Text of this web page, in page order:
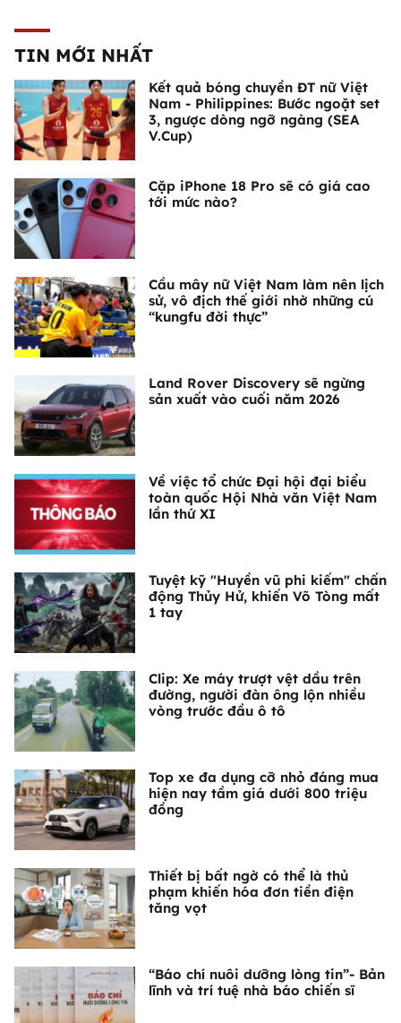
TIN MỚI NHẤT
Kết quả bóng chuyền ĐT nữ Việt
Nam - Philippines: Bước ngoặt set
3, ngược dòng ngỡ ngàng (SEA
V.Cup)
Cặp iPhone 18 Pro sẽ có giá cao
tới mức nào?
Cầu mây nữ Việt Nam làm nên lịch
sử, vô địch thế giới nhờ những cú
“kungfu đời thực”
Land Rover Discovery sẽ ngừng
sản xuất vào cuối năm 2026
Về việc tổ chức Đại hội đại biểu
toàn quốc Hội Nhà văn Việt Nam
lần thứ XI
Tuyệt kỹ "Huyền vũ phi kiếm" chấn
động Thủy Hử, khiến Võ Tòng mất
1 tay
Clip: Xe máy trượt vệt dầu trên
đường, người đàn ông lộn nhiều
vòng trước đầu ô tô
Top xe đa dụng cỡ nhỏ đáng mua
hiện nay tầm giá dưới 800 triệu
đồng
Thiết bị bất ngờ có thể là thủ
phạm khiến hóa đơn tiền điện
tăng vọt
“Báo chí nuôi dưỡng lòng tin”- Bản
lĩnh và trí tuệ nhà báo chiến sĩ